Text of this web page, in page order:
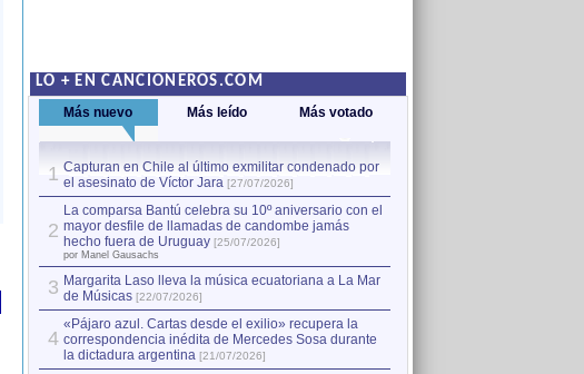
LO + EN CANCIONEROS.COM
Más nuevo Más leído Más votado
1 Capturan en Chile al último exmilitar condenado por
el asesinato de Víctor Jara [27/07/2026]
2
La comparsa Bantú celebra su 10º aniversario con el
mayor desfile de llamadas de candombe jamás
hecho fuera de Uruguay [25/07/2026]
por Manel Gausachs
3 Margarita Laso lleva la música ecuatoriana a La Mar
de Músicas [22/07/2026]
4
«Pájaro azul. Cartas desde el exilio» recupera la
correspondencia inédita de Mercedes Sosa durante
la dictadura argentina [21/07/2026]